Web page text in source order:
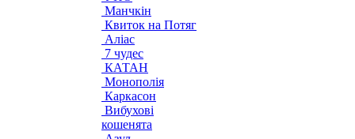
Манчкін
Квиток на Потяг
Аліас
7 чудес
КАТАН
Монополія
Каркасон
Вибухові
кошенята